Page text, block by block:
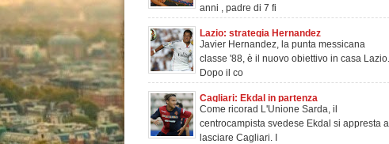
anni , padre di 7 fi
Lazio: strategia Hernandez
Javier Hernandez, la punta messicana
classe '88, è il nuovo obiettivo in casa Lazio.
Dopo il co
Cagliari: Ekdal in partenza
Come ricorad L'Unione Sarda, il
centrocampista svedese Ekdal si appresta a
lasciare Cagliari. I